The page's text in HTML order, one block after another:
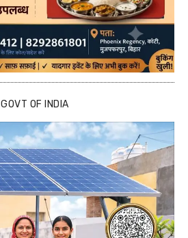
GOVT OF INDIA